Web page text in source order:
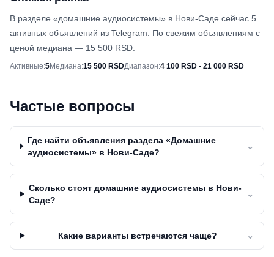
В разделе «домашние аудиосистемы» в Нови-Саде сейчас 5
активных объявлений из Telegram. По свежим объявлениям с
ценой медиана — 15 500 RSD.
Снимок рынка
Активные:5Медиана:15 500 RSDДиапазон:4 100 RSD - 21 000 RSD
Частые вопросы
Где найти объявления раздела «Домашние
аудиосистемы» в Нови-Саде?
⌄
Сколько стоят домашние аудиосистемы в Нови-
Саде?
⌄
Какие варианты встречаются чаще? ⌄